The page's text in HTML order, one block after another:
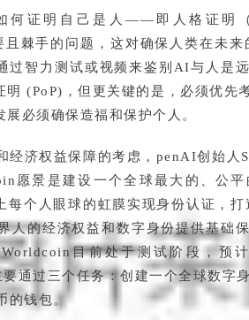
何证明自己是人——即人格证明（
且棘手的问题，这对确保人类在未
过智力测试或视频来鉴别AI与人是
明 (PoP)，但更关键的是，必须优先
必须确保造福和保护个人。
经济权益保障的考虑，penAI创始人
愿景是建设一个全球最大的、公
每个人眼球的虹膜实现身份认证，
人的经济权益和数字身份提供基础
目前处于测试阶段，预
通过三个任务：创建一个全球数字
的钱包。